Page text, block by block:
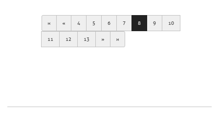
First Previous
4 5 6 7 8 9 10
11 12 13 Next Last